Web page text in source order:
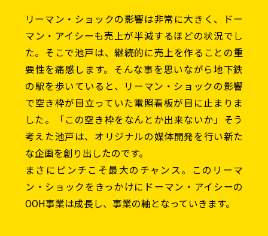
リーマン・ショックの影響は非常に大きく、ドー
マン・アイシーも売上が半減するほどの状況でし
た。そこで池戸は、継続的に売上を作ることの重
要性を痛感します。そんな事を思いながら地下鉄
の駅を歩いていると、リーマン・ショックの影響
で空き枠が目立っていた電照看板が目に止まりま
した。「この空き枠をなんとか出来ないか」そう
考えた池戸は、オリジナルの媒体開発を行い新た
な企画を創り出したのです。
まさにピンチこそ最大のチャンス。このリーマ
ン・ショックをきっかけにドーマン・アイシーの
OOH事業は成長し、事業の軸となっていきます。